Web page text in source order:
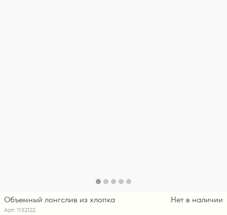
Объемный лонгслив из хлопка
Арт. 1132122
Нет в наличии